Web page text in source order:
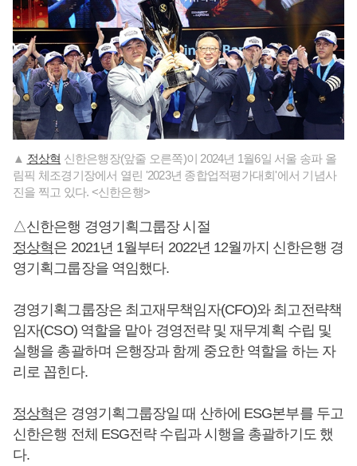
▲ 정상혁 신한은행장(앞줄 오른쪽)이 2024년 1월6일 서울 송파 올
림픽 체조경기장에서 열린 '2023년 종합업적평가대회'에서 기념사
진을 찍고 있다. <신한은행>
△신한은행 경영기획그룹장 시절
정상혁은 2021년 1월부터 2022년 12월까지 신한은행 경
영기획그룹장을 역임했다.
경영기획그룹장은 최고재무책임자(CFO)와 최고전략책
임자(CSO) 역할을 맡아 경영전략 및 재무계획 수립 및
실행을 총괄하며 은행장과 함께 중요한 역할을 하는 자
리로 꼽힌다.
정상혁은 경영기획그룹장일 때 산하에 ESG본부를 두고
신한은행 전체 ESG전략 수립과 시행을 총괄하기도 했
다.